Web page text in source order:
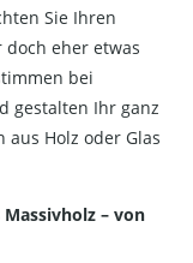
Sie Ihren
doch eher etwas
bei
gestalten Ihr ganz
aus Holz oder Glas
– von